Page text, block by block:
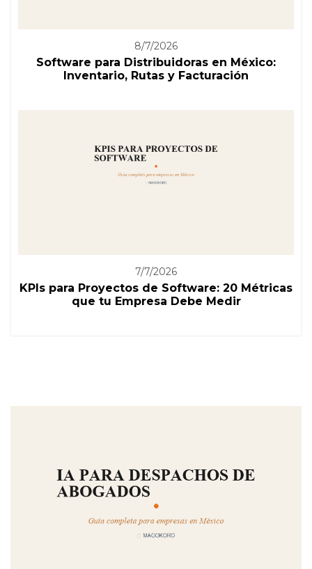
8/7/2026
Software para Distribuidoras en México:
Inventario, Rutas y Facturación
7/7/2026
KPIs para Proyectos de Software: 20 Métricas
que tu Empresa Debe Medir